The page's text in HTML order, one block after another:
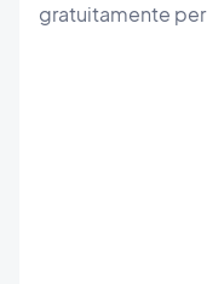
gratuitamente